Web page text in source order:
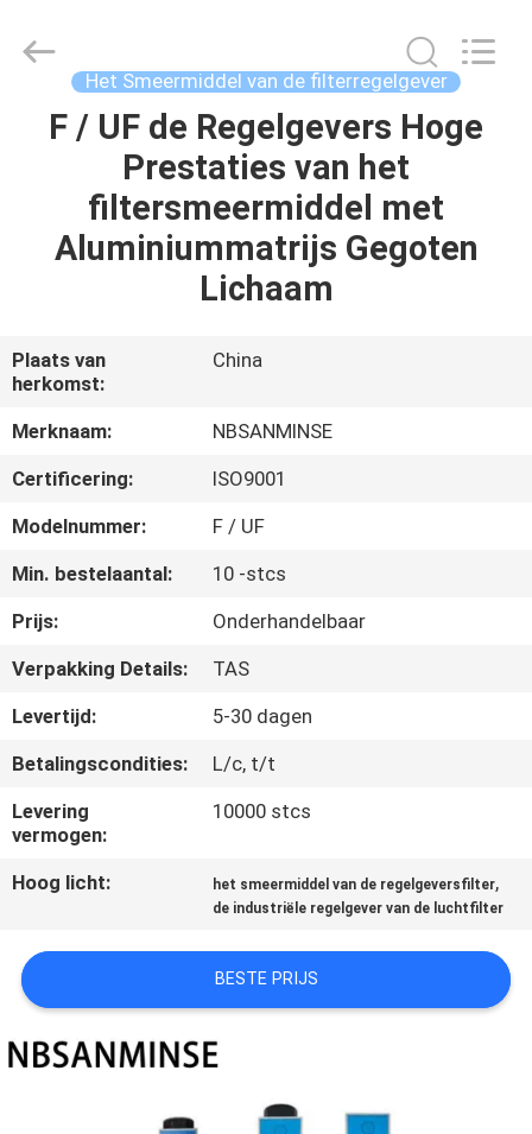
HUIS
PRODUCTEN
FABRIEKSREIS
KWALITEITSCONTROLE
CONTACTEER
ONS
NIEUWS
VERZOEK
OM EEN
CITAAT
SITEMAP
PRIVACYBELEID
Export
Co.,Ltd..
Reserved.
Het Smeermiddel van de filterregelgever
F / UF de Regelgevers Hoge
Prestaties van het
filtersmeermiddel met
Aluminiummatrijs Gegoten
Lichaam
Plaats van
herkomst:
China
Merknaam:
NBSANMINSE
Certificering:
ISO9001
Modelnummer:
F / UF
Min. bestelaantal:
10 -stcs
Prijs:
Onderhandelbaar
Verpakking Details:
TAS
Levertijd:
5-30 dagen
Betalingscondities:
L/c, t/t
Levering
vermogen:
10000 stcs
Hoog licht: het smeermiddel van de regelgeversfilter,
de industriële regelgever van de luchtfilter
BESTE PRIJS